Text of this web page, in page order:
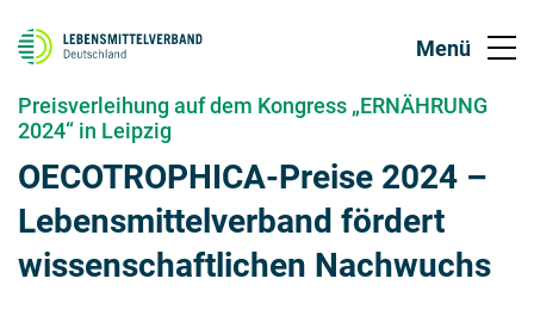
Preisverleihung auf dem Kongress „ERNÄHRUNG
2024“ in Leipzig
OECOTROPHICA-Preise 2024 –
Lebensmittelverband fördert
wissenschaftlichen Nachwuchs